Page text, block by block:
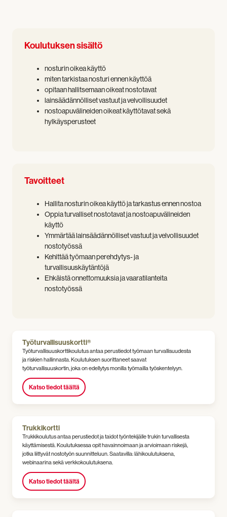
Koulutuksen sisältö
nosturin oikea käyttö
miten tarkistaa nosturi ennen käyttöä
opitaan hallitsemaan oikeat nostotavat
lainsäädännölliset vastuut ja velvollisuudet
nostoapuvälineiden oikeat käyttötavat sekä
hylkäysperusteet
Tavoitteet
Hallita nosturin oikea käyttö ja tarkastus ennen nostoa
Oppia turvalliset nostotavat ja nostoapuvälineiden
käyttö
Ymmärtää lainsäädännölliset vastuut ja velvollisuudet
nostotyössä
Kehittää työmaan perehdytys- ja
turvallisuuskäytäntöjä
Ehkäistä onnettomuuksia ja vaaratilanteita
nostotyössä
Työturvallisuuskortti®
Työturvallisuuskorttikoulutus antaa perustiedot työmaan turvallisuudesta
ja riskien hallinnasta. Koulutuksen suorittaneet saavat
työturvallisuuskortin, joka on edellytys monilla työmailla työskentelyyn.
Katso tiedot täältä
Trukkikortti
Trukkikoulutus antaa perustiedot ja taidot työntekijälle trukin turvallisesta
käyttämisestä. Koulutuksessa opit havainnoimaan ja arvioimaan riskejä,
jotka liittyvät nostotyön suunnitteluun. Saatavilla: lähikoulutuksena,
webinaarina sekä verkkokoulutuksena.
Katso tiedot täältä